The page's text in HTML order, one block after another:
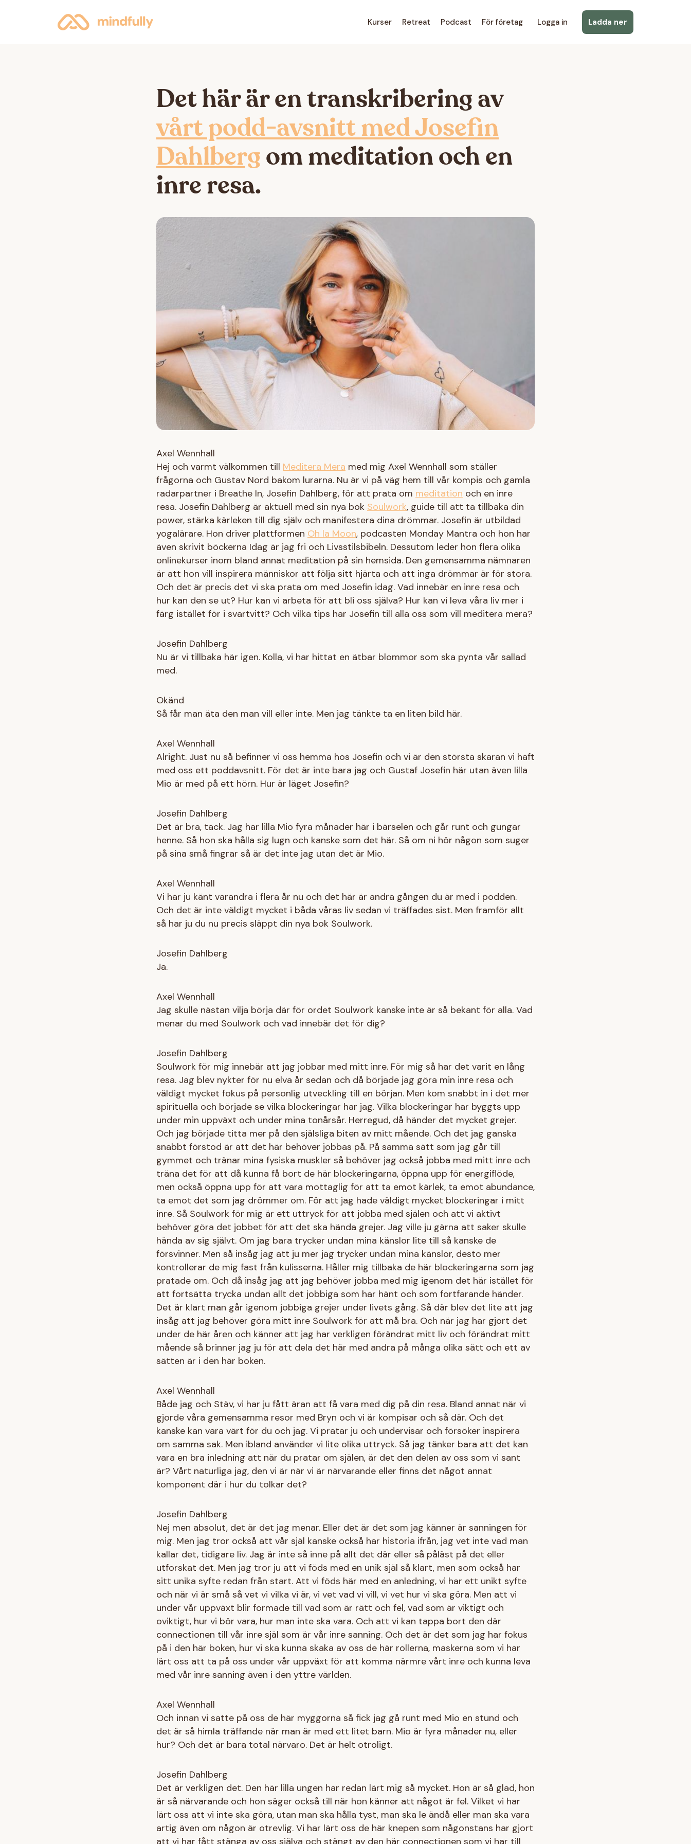
Kurser Retreat Podcast För företag Logga in Ladda ner
Det här är en transkribering av
vårt podd-avsnitt med Josefin
Dahlberg om meditation och en
inre resa.
Axel Wennhall
Hej och varmt välkommen till Meditera Mera med mig Axel Wennhall som ställer
frågorna och Gustav Nord bakom lurarna. Nu är vi på väg hem till vår kompis och gamla
radarpartner i Breathe In, Josefin Dahlberg, för att prata om meditation och en inre
resa. Josefin Dahlberg är aktuell med sin nya bok Soulwork, guide till att ta tillbaka din
power, stärka kärleken till dig själv och manifestera dina drömmar. Josefin är utbildad
yogalärare. Hon driver plattformen Oh la Moon, podcasten Monday Mantra och hon har
även skrivit böckerna Idag är jag fri och Livsstilsbibeln. Dessutom leder hon flera olika
onlinekurser inom bland annat meditation på sin hemsida. Den gemensamma nämnaren
är att hon vill inspirera människor att följa sitt hjärta och att inga drömmar är för stora.
Och det är precis det vi ska prata om med Josefin idag. Vad innebär en inre resa och
hur kan den se ut? Hur kan vi arbeta för att bli oss själva? Hur kan vi leva våra liv mer i
färg istället för i svartvitt? Och vilka tips har Josefin till alla oss som vill meditera mera?
Josefin Dahlberg
Nu är vi tillbaka här igen. Kolla, vi har hittat en ätbar blommor som ska pynta vår sallad
med.
Okänd
Så får man äta den man vill eller inte. Men jag tänkte ta en liten bild här.
Axel Wennhall
Alright. Just nu så befinner vi oss hemma hos Josefin och vi är den största skaran vi haft
med oss ett poddavsnitt. För det är inte bara jag och Gustaf Josefin här utan även lilla
Mio är med på ett hörn. Hur är läget Josefin?
Josefin Dahlberg
Det är bra, tack. Jag har lilla Mio fyra månader här i bärselen och går runt och gungar
henne. Så hon ska hålla sig lugn och kanske som det här. Så om ni hör någon som suger
på sina små fingrar så är det inte jag utan det är Mio.
Axel Wennhall
Vi har ju känt varandra i flera år nu och det här är andra gången du är med i podden.
Och det är inte väldigt mycket i båda våras liv sedan vi träffades sist. Men framför allt
så har ju du nu precis släppt din nya bok Soulwork.
Josefin Dahlberg
Ja.
Axel Wennhall
Jag skulle nästan vilja börja där för ordet Soulwork kanske inte är så bekant för alla. Vad
menar du med Soulwork och vad innebär det för dig?
Josefin Dahlberg
Soulwork för mig innebär att jag jobbar med mitt inre. För mig så har det varit en lång
resa. Jag blev nykter för nu elva år sedan och då började jag göra min inre resa och
väldigt mycket fokus på personlig utveckling till en början. Men kom snabbt in i det mer
spirituella och började se vilka blockeringar har jag. Vilka blockeringar har byggts upp
under min uppväxt och under mina tonårsår. Herregud, då händer det mycket grejer.
Och jag började titta mer på den själsliga biten av mitt mående. Och det jag ganska
snabbt förstod är att det här behöver jobbas på. På samma sätt som jag går till
gymmet och tränar mina fysiska muskler så behöver jag också jobba med mitt inre och
träna det för att då kunna få bort de här blockeringarna, öppna upp för energiflöde,
men också öppna upp för att vara mottaglig för att ta emot kärlek, ta emot abundance,
ta emot det som jag drömmer om. För att jag hade väldigt mycket blockeringar i mitt
inre. Så Soulwork för mig är ett uttryck för att jobba med själen och att vi aktivt
behöver göra det jobbet för att det ska hända grejer. Jag ville ju gärna att saker skulle
hända av sig självt. Om jag bara trycker undan mina känslor lite till så kanske de
försvinner. Men så insåg jag att ju mer jag trycker undan mina känslor, desto mer
kontrollerar de mig fast från kulisserna. Håller mig tillbaka de här blockeringarna som jag
pratade om. Och då insåg jag att jag behöver jobba med mig igenom det här istället för
att fortsätta trycka undan allt det jobbiga som har hänt och som fortfarande händer.
Det är klart man går igenom jobbiga grejer under livets gång. Så där blev det lite att jag
insåg att jag behöver göra mitt inre Soulwork för att må bra. Och när jag har gjort det
under de här åren och känner att jag har verkligen förändrat mitt liv och förändrat mitt
mående så brinner jag ju för att dela det här med andra på många olika sätt och ett av
sätten är i den här boken.
Axel Wennhall
Både jag och Stäv, vi har ju fått äran att få vara med dig på din resa. Bland annat när vi
gjorde våra gemensamma resor med Bryn och vi är kompisar och så där. Och det
kanske kan vara värt för du och jag. Vi pratar ju och undervisar och försöker inspirera
om samma sak. Men ibland använder vi lite olika uttryck. Så jag tänker bara att det kan
vara en bra inledning att när du pratar om själen, är det den delen av oss som vi sant
är? Vårt naturliga jag, den vi är när vi är närvarande eller finns det något annat
komponent där i hur du tolkar det?
Josefin Dahlberg
Nej men absolut, det är det jag menar. Eller det är det som jag känner är sanningen för
mig. Men jag tror också att vår själ kanske också har historia ifrån, jag vet inte vad man
kallar det, tidigare liv. Jag är inte så inne på allt det där eller så påläst på det eller
utforskat det. Men jag tror ju att vi föds med en unik själ så klart, men som också har
sitt unika syfte redan från start. Att vi föds här med en anledning, vi har ett unikt syfte
och när vi är små så vet vi vilka vi är, vi vet vad vi vill, vi vet hur vi ska göra. Men att vi
under vår uppväxt blir formade till vad som är rätt och fel, vad som är viktigt och
oviktigt, hur vi bör vara, hur man inte ska vara. Och att vi kan tappa bort den där
connectionen till vår inre själ som är vår inre sanning. Och det är det som jag har fokus
på i den här boken, hur vi ska kunna skaka av oss de här rollerna, maskerna som vi har
lärt oss att ta på oss under vår uppväxt för att komma närmre vårt inre och kunna leva
med vår inre sanning även i den yttre världen.
Axel Wennhall
Och innan vi satte på oss de här myggorna så fick jag gå runt med Mio en stund och
det är så himla träffande när man är med ett litet barn. Mio är fyra månader nu, eller
hur? Och det är bara total närvaro. Det är helt otroligt.
Josefin Dahlberg
Det är verkligen det. Den här lilla ungen har redan lärt mig så mycket. Hon är så glad, hon
är så närvarande och hon säger också till när hon känner att något är fel. Vilket vi har
lärt oss att vi inte ska göra, utan man ska hålla tyst, man ska le ändå eller man ska vara
artig även om någon är otrevlig. Vi har lärt oss de här knepen som någonstans har gjort
att vi har fått stänga av oss själva och stängt av den här connectionen som vi har till